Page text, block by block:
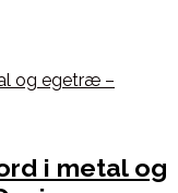
i metal og